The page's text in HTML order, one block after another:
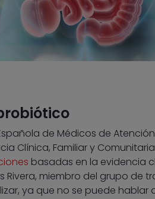
de Médicos de
Clínica, Familiar y
basadas en la evidencia
Rivera, miembro del grupo de
ya que no se puede